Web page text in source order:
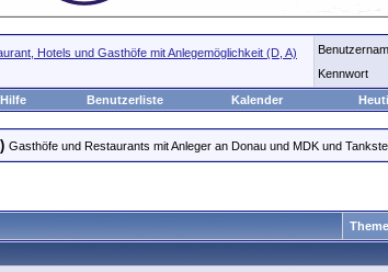
Hotels und Gasthöfe mit Anlegemöglichkeit (D, A)
Kennwort
Hilfe Benutzerliste Kalender
Gasthöfe und Restaurants mit Anleger an Donau und MDK und